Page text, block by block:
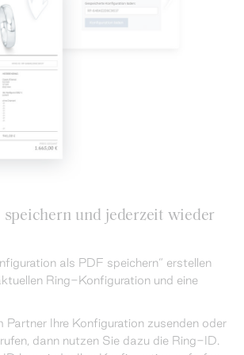
und jederzeit wieder
als PDF speichern“ erstellen
Ring-Konfiguration und eine
Partner Ihre Konfiguration zusenden oder
dann nutzen Sie dazu die Ring-ID.